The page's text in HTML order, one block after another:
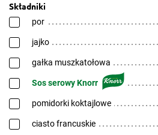
Składniki
por
jajko
gałka muszkatołowa
Sos serowy Knorr
pomidorki koktajlowe
ciasto francuskie